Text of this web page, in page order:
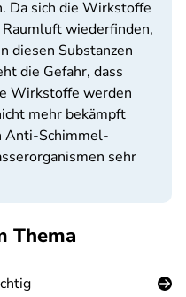
Da sich die Wirkstoffe
wiederfinden,
diesen Substanzen
die Gefahr, dass
Wirkstoffe werden
mehr bekämpft
Anti-Schimmel-
sehr
Thema